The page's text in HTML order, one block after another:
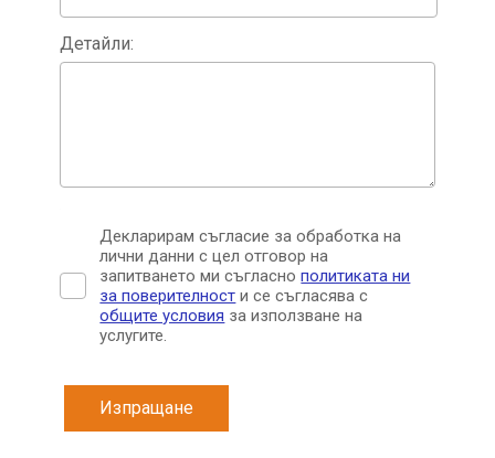
Детайли
Декларирам съгласие за обработка на
лични данни с цел отговор на
запитването ми съгласнополитиката ни
за поверителност и се съгласява с
общите условия за използване на
услугите.
Изпращане